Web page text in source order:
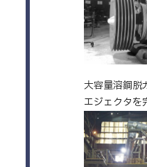
大容量溶鋼脱
エジェクタを